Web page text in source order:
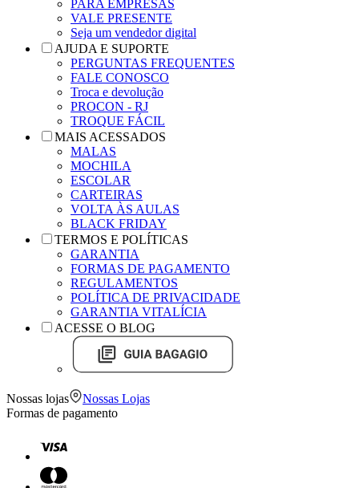
PARA EMPRESAS
VALE PRESENTE
Seja um vendedor digital
AJUDA E SUPORTE
PERGUNTAS FREQUENTES
FALE CONOSCO
Troca e devolução
PROCON - RJ
TROQUE FÁCIL
MAIS ACESSADOS
MALAS
MOCHILA
ESCOLAR
CARTEIRAS
VOLTA ÀS AULAS
BLACK FRIDAY
TERMOS E POLÍTICAS
GARANTIA
FORMAS DE PAGAMENTO
REGULAMENTOS
POLÍTICA DE PRIVACIDADE
GARANTIA VITALÍCIA
ACESSE O BLOG
Nossas lojas
Nossas Lojas
Formas de pagamento